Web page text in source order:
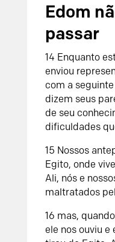
Edom
passar
14 Enquanto
enviou
com a
dizem seus
de seu
dificuldades
15 Nossos
Egito, onde
Ali, nós e
maltratados
16 mas,
ele nos ouviu e